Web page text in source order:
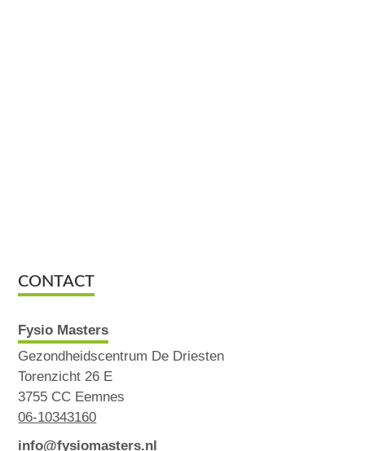
CONTACT
Fysio Masters
Gezondheidscentrum De Driesten
Torenzicht 26 E
3755 CC Eemnes
06-10343160
info@fysiomasters.nl